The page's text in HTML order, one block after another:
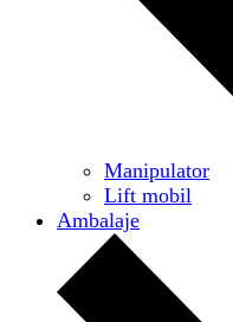
Manipulator
Lift mobil
Ambalaje